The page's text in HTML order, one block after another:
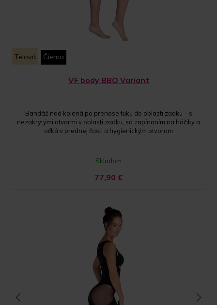
Telová Čierna
VF body BBO Variant
Bandáž nad kolená po prenose tuku do oblasti zadku – s
nezakrytými otvormi v oblasti zadku, so zapínaním na háčiky a
očká v prednej časti a hygienickým otvorom
Skladom
77,90 €